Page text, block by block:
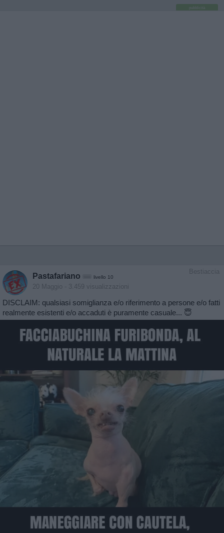
pubblicità
Bestiaccia
Pastafariano livello 10
20 Maggio - 3.459 visualizzazioni
DISCLAIM: qualsiasi somiglianza e/o riferimento a persone e/o fatti
realmente esistenti e/o accaduti è puramente casuale... 😇